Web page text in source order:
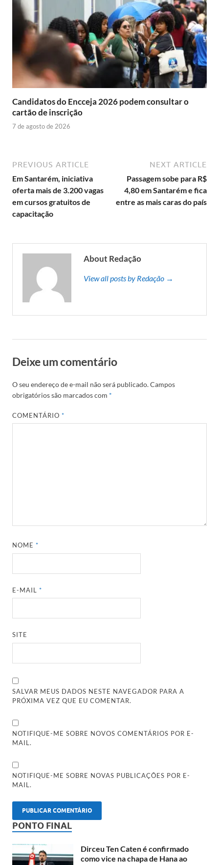
Candidatos do Encceja 2026 podem consultar o
cartão de inscrição
7 de agosto de 2026
PREVIOUS ARTICLE
Em Santarém, iniciativa
oferta mais de 3.200 vagas
em cursos gratuitos de
capacitação
NEXT ARTICLE
Passagem sobe para R$
4,80 em Santarém e fica
entre as mais caras do país
About Redação
View all posts by Redação →
Deixe um comentário
O seu endereço de e-mail não será publicado.Campos
obrigatórios são marcados com *
COMENTÁRIO*
NOME*
E-MAIL*
SITE
SALVAR MEUS DADOS NESTE NAVEGADOR PARA A
PRÓXIMA VEZ QUE EU COMENTAR.
NOTIFIQUE-ME SOBRE NOVOS COMENTÁRIOS POR E-
MAIL.
NOTIFIQUE-ME SOBRE NOVAS PUBLICAÇÕES POR E-
MAIL.
PONTO FINAL
Dirceu Ten Caten é confirmado
como vice na chapa de Hana ao